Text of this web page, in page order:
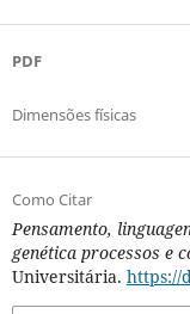
PDF
Dimensões físicas
Como Citar
Pensamento,
genética processos e
Universitária. https://